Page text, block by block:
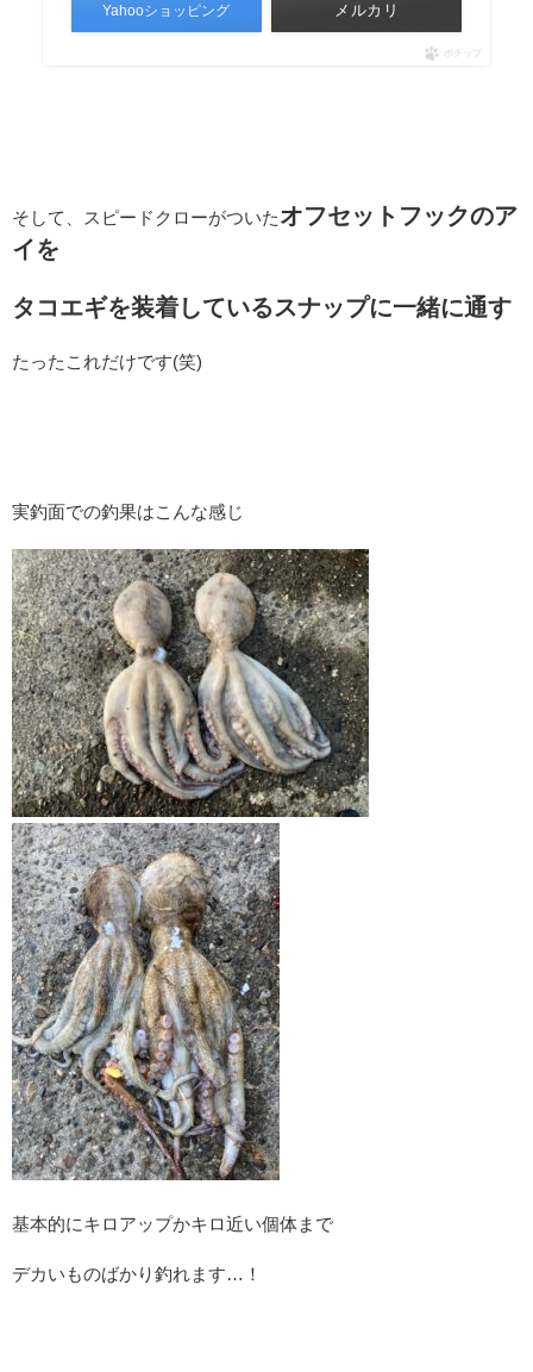
Yahooショッピング メルカリ
ポチップ
そして、スピードクローがついたオフセットフックのア
イを
タコエギを装着しているスナップに一緒に通す
たったこれだけです(笑)
実釣面での釣果はこんな感じ
基本的にキロアップかキロ近い個体まで
デカいものばかり釣れます…！